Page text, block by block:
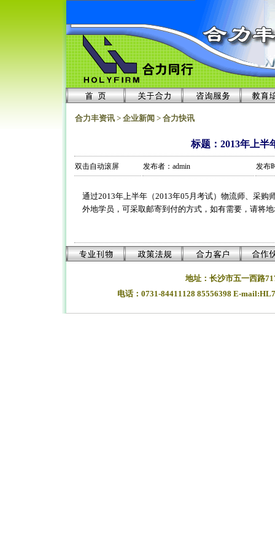
合力丰资讯 > 企业新闻 > 合力快讯
标题：2013年上半
双击自动滚屏 发布者：admin 发布
通过2013年上半年（2013年05月考试）物流师、采购
外地学员，可采取邮寄到付的方式，如有需要，请将
地址：长沙市五一西路
电话：0731-84411128 85556398 E-